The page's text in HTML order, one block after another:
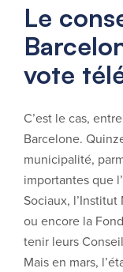
Le
vote
C’est le cas,
Barcelone.
municipalité,
importantes que
Sociaux,
ou encore la
tenir leurs
Mais en mars,